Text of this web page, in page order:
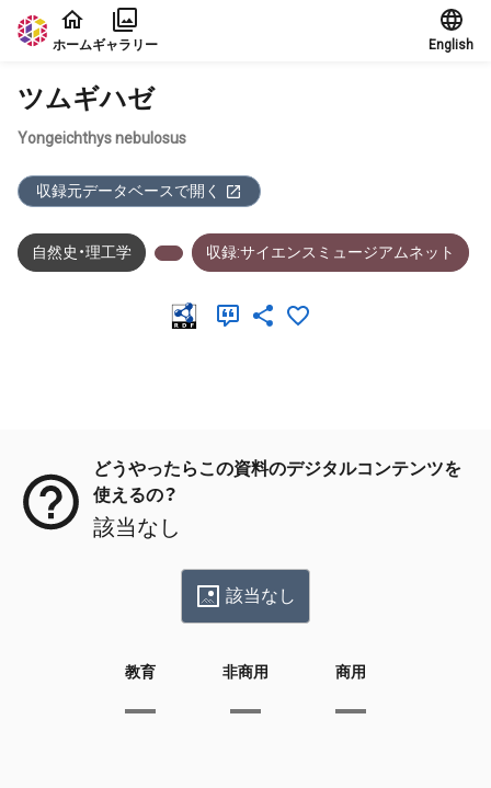
本文に飛ぶ
ホームギャラリー English
ツムギハゼ
Yongeichthys nebulosus
収録元データベースで開く
自然史・理工学 収録:サイエンスミュージアムネット
どうやったらこの資料のデジタルコンテンツを
使えるの？
該当なし
該当なし
教育 非商用 商用